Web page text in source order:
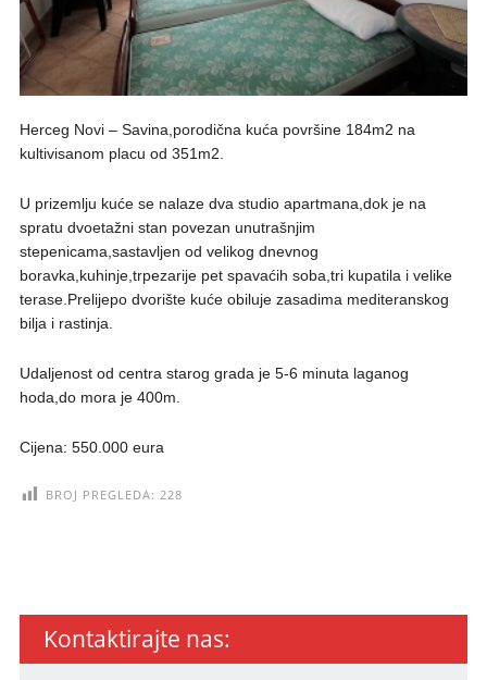
Herceg Novi – Savina,porodična kuća površine 184m2 na
kultivisanom placu od 351m2.
U prizemlju kuće se nalaze dva studio apartmana,dok je na
spratu dvoetažni stan povezan unutrašnjim
stepenicama,sastavljen od velikog dnevnog
boravka,kuhinje,trpezarije pet spavaćih soba,tri kupatila i velike
terase.Prelijepo dvorište kuće obiluje zasadima mediteranskog
bilja i rastinja.
Udaljenost od centra starog grada je 5-6 minuta laganog
hoda,do mora je 400m.
Cijena: 550.000 eura
BROJ PREGLEDA: 228
Kontaktirajte nas: